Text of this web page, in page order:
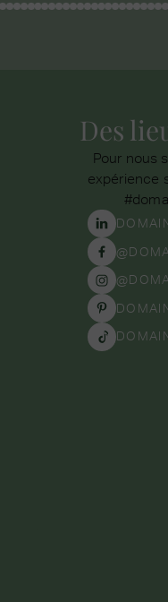
Des
Pour nous
expérience